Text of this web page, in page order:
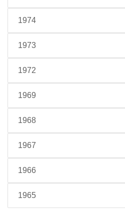
1974
1973
1972
1969
1968
1967
1966
1965